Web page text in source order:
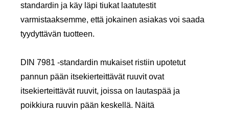
standardin ja käy läpi tiukat laatutestit
varmistaaksemme, että jokainen asiakas voi saada
tyydyttävän tuotteen.
DIN 7981 -standardin mukaiset ristiin upotetut
pannun pään itsekierteittävät ruuvit ovat
itsekierteittävät ruuvit, joissa on lautaspää ja
poikkiura ruuvin pään keskellä. Näitä